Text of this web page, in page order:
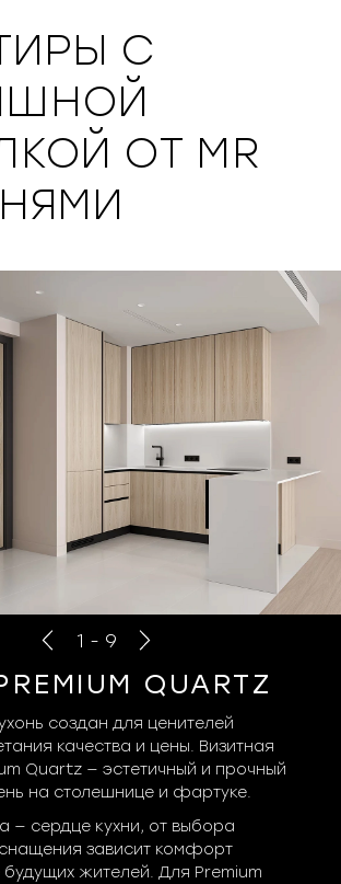
С
ОТ MR
1 - 9
QUARTZ
создан для ценителей
качества и цены. Визитная
Quartz — эстетичный и прочный
на столешнице и фартуке.
— сердце кухни, от выбора
зависит комфорт
будущих жителей. Для Premium